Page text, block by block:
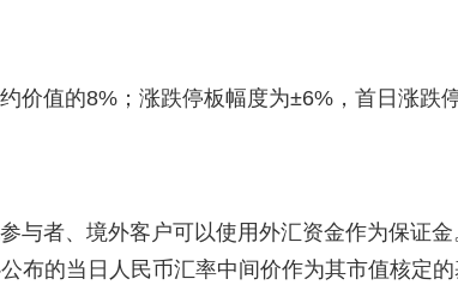
价值的8%；涨跌停板幅度为±6%，首日涨跌
与者、境外客户可以使用外汇资金作为保证金
布的当日人民币汇率中间价作为其市值核定